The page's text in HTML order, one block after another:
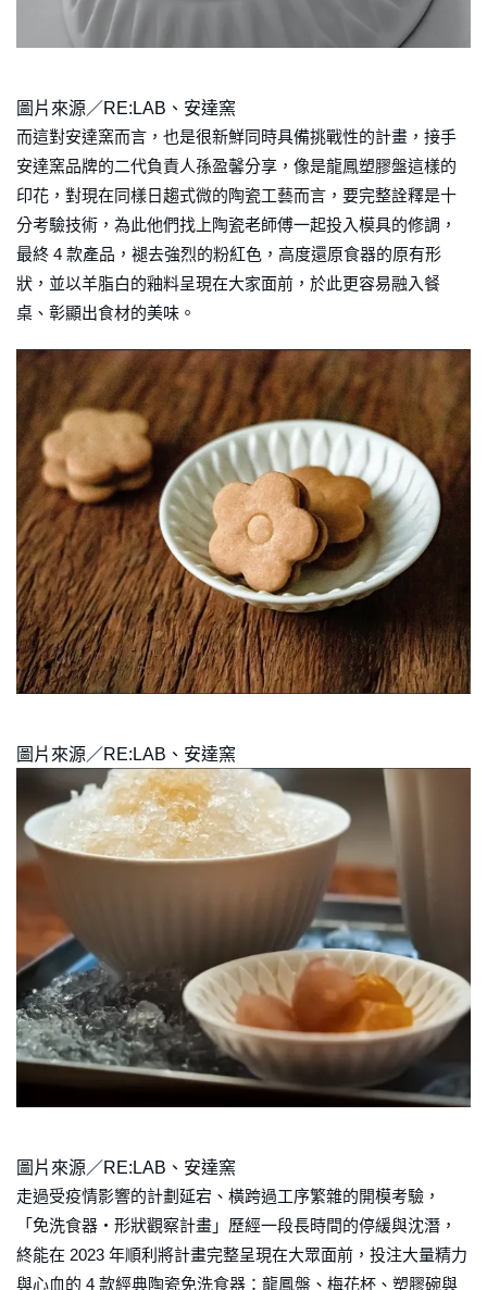
圖片來源／RE:LAB、安達窯
而這對安達窯而言，也是很新鮮同時具備挑戰性的計畫，接手
安達窯品牌的二代負責人孫盈馨分享，像是龍鳳塑膠盤這樣的
印花，對現在同樣日趨式微的陶瓷工藝而言，要完整詮釋是十
分考驗技術，為此他們找上陶瓷老師傅一起投入模具的修調，
最終 4 款產品，褪去強烈的粉紅色，高度還原食器的原有形
狀，並以羊脂白的釉料呈現在大家面前，於此更容易融入餐
桌、彰顯出食材的美味。
圖片來源／RE:LAB、安達窯
圖片來源／RE:LAB、安達窯
走過受疫情影響的計劃延宕、橫跨過工序繁雜的開模考驗，
「免洗食器・形狀觀察計畫」歷經一段長時間的停緩與沈潛，
終能在 2023 年順利將計畫完整呈現在大眾面前，投注大量精力
與心血的 4 款經典陶瓷免洗食器：龍鳳盤、梅花杯、塑膠碗與